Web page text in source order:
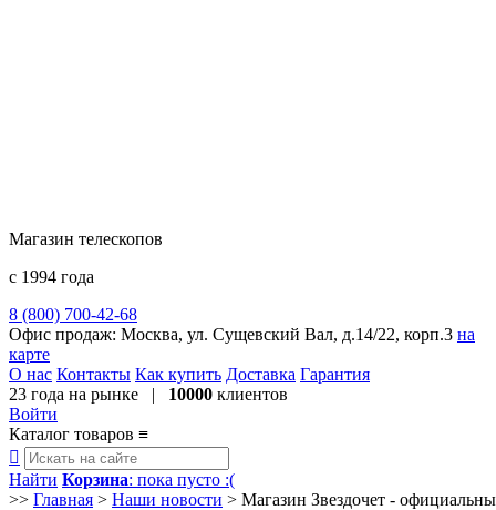
Магазин телескопов
с 1994 года
8 (800) 700-42-68
Офис продаж: Москва, ул. Сущевский Вал, д.14/22, корп.3 на
карте
О нас Контакты Как купить Доставка Гарантия
23 года на рынке | 10000 клиентов
Войти
Каталог товаров ≡

Найти Корзина: пока пусто :(
>> Главная > Наши новости > Магазин Звездочет -